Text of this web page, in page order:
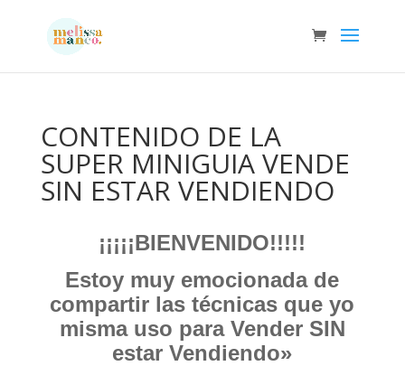
CONTENIDO DE LA
SUPER MINIGUIA VENDE
SIN ESTAR VENDIENDO
¡¡¡¡¡BIENVENIDO!!!!!
Estoy muy emocionada de
compartir las técnicas que yo
misma uso para Vender SIN
estar Vendiendo»